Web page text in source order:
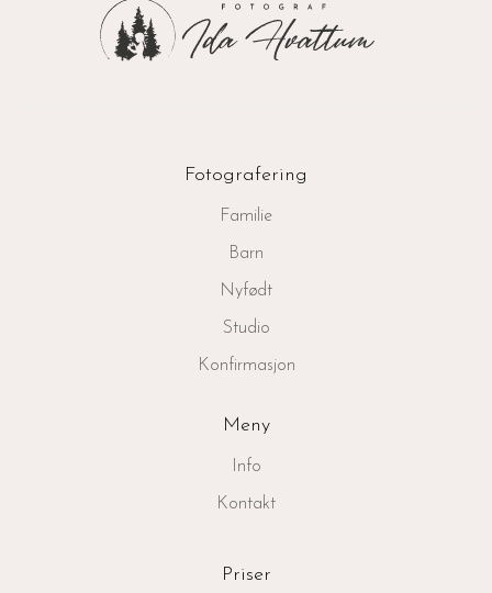
Fotografering
Familie
Barn
Nyfødt
Studio
Konfirmasjon
Meny
Info
Kontakt
Priser